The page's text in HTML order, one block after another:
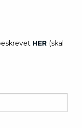
HER (skal